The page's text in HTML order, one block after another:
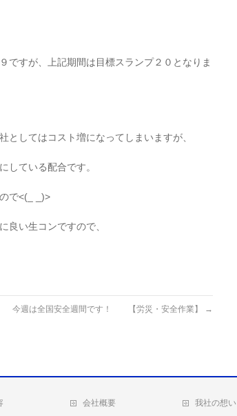
ですが、上記期間は目標スランプ２０となりま
としてはコスト増になってしまいますが、
している配合です。
で<(_ _)>
良い生コンですので、
今週は全国安全週間です！ 【労災・安全作業】 →
会社概要 我社の想い